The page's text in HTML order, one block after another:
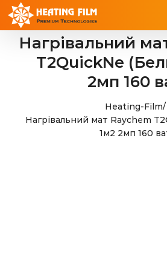
Skip
contentНагрівальний
T2QuickNe
2мп 160
Heating-Film/
Нагрівальний мат Raychem
1м2 2мп 160